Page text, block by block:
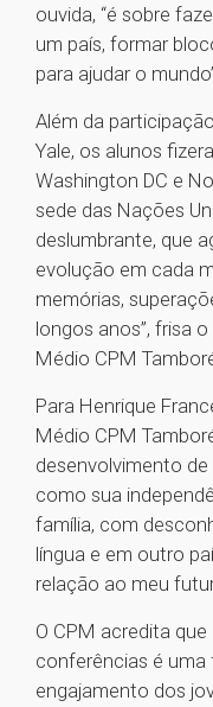
ouvida, “é sobre
um país, formar
para ajudar o
Além da
Yale, os alunos
Washington DC e
sede das Nações
deslumbrante, que
evolução em cada
memórias,
longos anos”, frisa
Médio CPM
Para Henrique
Médio CPM
desenvolvimento de
como sua
família, com
língua e em outro
relação ao meu
O CPM acredita
conferências é
engajamento dos